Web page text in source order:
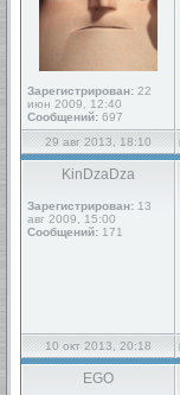
Зарегистрирован: 22
июн 2009, 12:40
Сообщений: 697
29 авг 2013, 18:10
KinDzaDza
Зарегистрирован: 13
авг 2009, 15:00
Сообщений: 171
10 окт 2013, 20:18
EGO